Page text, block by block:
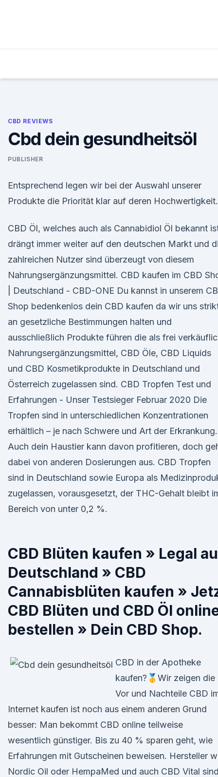
CBD REVIEWS
Cbd dein gesundheitsöl
PUBLISHER
Entsprechend legen wir bei der Auswahl unserer
Produkte die Priorität klar auf deren Hochwertigkeit.
CBD Öl, welches auch als Cannabidiol Öl bekannt
drängt immer weiter auf den deutschen Markt und
zahlreichen Nutzer sind überzeugt von diesem
Nahrungsergänzungsmittel. CBD kaufen im CBD
| Deutschland - CBD-ONE Du kannst in unserem
Shop bedenkenlos dein CBD kaufen da wir uns
an gesetzliche Bestimmungen halten und
ausschließlich Produkte führen die als frei
Nahrungsergänzungsmittel, CBD Öle, CBD Liquids
und CBD Kosmetikprodukte in Deutschland und
Österreich zugelassen sind. CBD Tropfen Test und
Erfahrungen - Unser Testsieger Februar 2020 Die
Tropfen sind in unterschiedlichen Konzentrationen
erhältlich – je nach Schwere und Art der Erkrankung.
Auch dein Haustier kann davon profitieren, doch
dabei von anderen Dosierungen aus. CBD Tropfen
sind in Deutschland sowie Europa als
zugelassen, vorausgesetzt, der THC-Gehalt bleibt
Bereich von unter 0,2 %.
CBD Blüten kaufen » Legal
Deutschland » CBD
Cannabisblüten kaufen »
CBD Blüten und CBD Öl
bestellen » Dein CBD Shop.
CBD in der Apotheke
kaufen?🥇Wir zeigen die
Vor und Nachteile CBD
Internet kaufen ist noch aus einem anderen Grund
besser: Man bekommt CBD online teilweise
wesentlich günstiger. Bis zu 40 % sparen geht, wie
Erfahrungen mit Gutscheinen beweisen. Hersteller
Nordic Oil oder HempaMed und auch CBD Vital sind